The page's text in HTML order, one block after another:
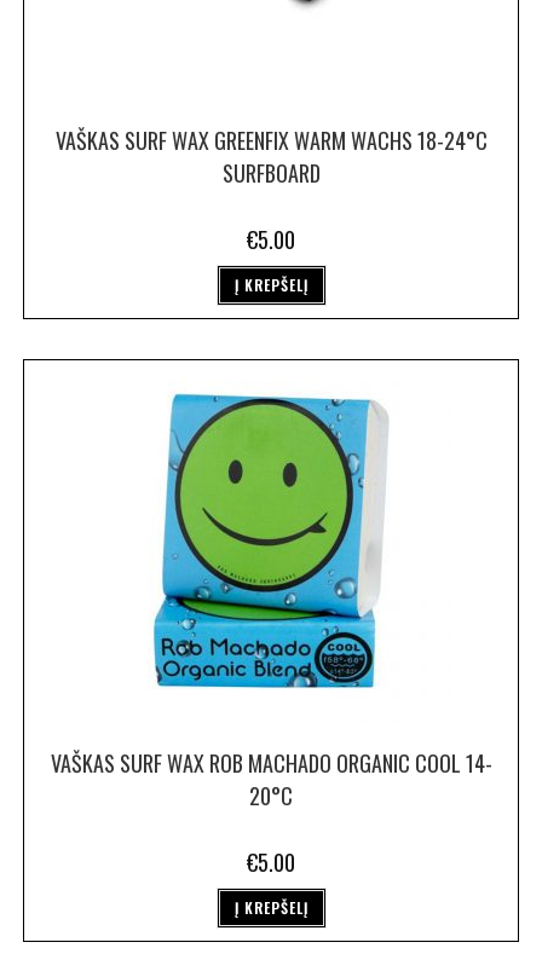
VAŠKAS SURF WAX GREENFIX WARM WACHS 18-24°C
SURFBOARD
€5.00
Į KREPŠELĮ
VAŠKAS SURF WAX ROB MACHADO ORGANIC COOL 14-
20°C
€5.00
Į KREPŠELĮ